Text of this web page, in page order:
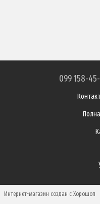
099 158-
Интернет-магазин создан с Хорошоп